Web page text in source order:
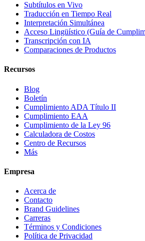
Subtítulos en Vivo
Traducción en Tiempo Real
Interpretación Simultánea
Acceso Lingüístico (Guía de
Transcripción con IA
Comparaciones de Productos
Recursos
Blog
Boletín
Cumplimiento ADA Título II
Cumplimiento EAA
Cumplimiento de la Ley 96
Calculadora de Costos
Centro de Recursos
Más
Empresa
Acerca de
Contacto
Brand Guidelines
Carreras
Términos y Condiciones
Política de Privacidad